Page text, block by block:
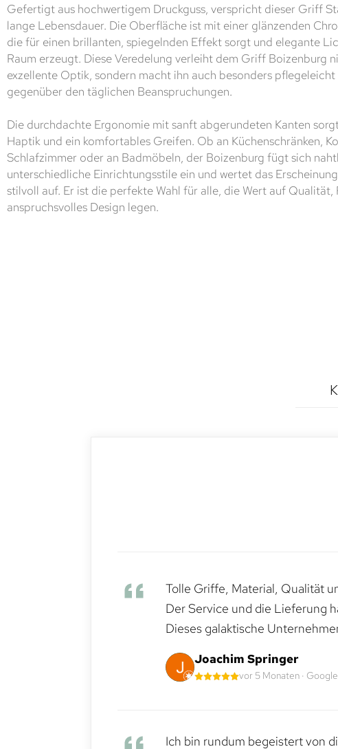
Gefertigt aus hochwertigem Druckguss, verspricht dieser Griff
lange Lebensdauer. Die Oberfläche ist mit einer glänzenden
die für einen brillanten, spiegelnden Effekt sorgt und elegante
Raum erzeugt. Diese Veredelung verleiht dem Griff Boizenburg
exzellente Optik, sondern macht ihn auch besonders
gegenüber den täglichen Beanspruchungen.
Die durchdachte Ergonomie mit sanft abgerundeten Kanten
Haptik und ein komfortables Greifen. Ob an Küchenschränken,
Schlafzimmer oder an Badmöbeln, der Boizenburg fügt sich
unterschiedliche Einrichtungsstile ein und wertet das
stilvoll auf. Er ist die perfekte Wahl für alle, die Wert auf
anspruchsvolles Design legen.
Tolle Griffe, Material, Qualität
Der Service und die Lieferung
Dieses galaktische
Joachim Springer
vor 5 Monaten · Google
Ich bin rundum begeistert von